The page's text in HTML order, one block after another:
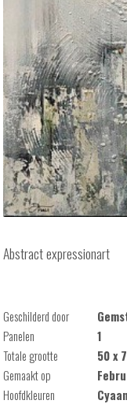
Abstract expressionart
Geschilderd door
Panelen
1
Totale grootte
50 x
Gemaakt op
Hoofdkleuren